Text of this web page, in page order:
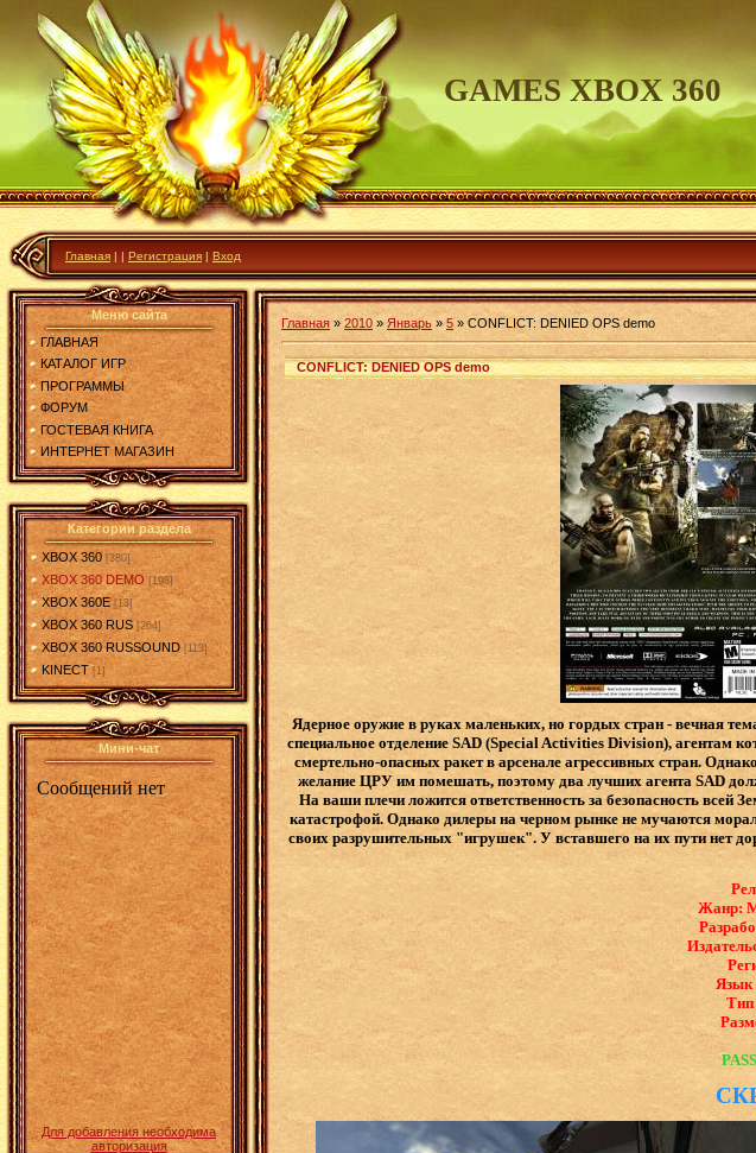
GAMES XBOX 360
Главная | | Регистрация | Вход
Меню сайта
ГЛАВНАЯ
КАТАЛОГ ИГР
ПРОГРАММЫ
ФОРУМ
ГОСТЕВАЯ КНИГА
ИНТЕРНЕТ МАГАЗИН
Категории раздела
XBOX 360 [380]
XBOX 360 DEMO [198]
XBOX 360E [13]
XBOX 360 RUS [264]
XBOX 360 RUSSOUND [113]
KINECT [1]
Мини-чат
Для добавления необходима
авторизация
Главная » 2010 » Январь » 5 » CONFLICT: DENIED OPS demo
CONFLICT: DENIED OPS demo
Ядерное оружие в руках маленьких, но гордых стран - вечная
специальное отделение SAD (Special Activities Division), агентам
смертельно-опасных ракет в арсенале агрессивных стран.
желание ЦРУ им помешать, поэтому два лучших агента SAD
На ваши плечи ложится ответственность за безопасность всей
катастрофой. Однако дилеры на черном рынке не мучаются
своих разрушительных "игрушек". У вставшего на их пути нет
Жанр:
Язык
Тип